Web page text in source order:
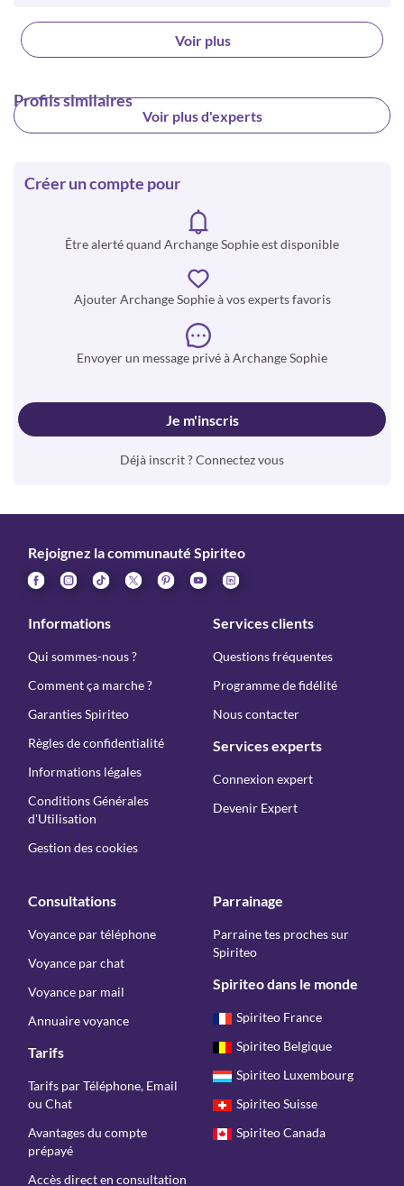
Voir plus
Profils similaires
Voir plus d'experts
Créer un compte pour
Être alerté quand Archange Sophie est disponible
Ajouter Archange Sophie à vos experts favoris
Envoyer un message privé à Archange Sophie
Je m'inscris
Déjà inscrit ? Connectez vous
Rejoignez la communauté Spiriteo
Informations
Qui sommes-nous ?
Comment ça marche ?
Garanties Spiriteo
Règles de confidentialité
Informations légales
Conditions Générales
d'Utilisation
Gestion des cookies
Services clients
Questions fréquentes
Programme de fidélité
Nous contacter
Services experts
Connexion expert
Devenir Expert
Consultations
Voyance par téléphone
Voyance par chat
Voyance par mail
Annuaire voyance
Tarifs
Tarifs par Téléphone, Email
ou Chat
Avantages du compte
prépayé
Accès direct en consultation
Parrainage
Parraine tes proches sur
Spiriteo
Spiriteo dans le monde
Spiriteo France
Spiriteo Belgique
Spiriteo Luxembourg
Spiriteo Suisse
Spiriteo Canada